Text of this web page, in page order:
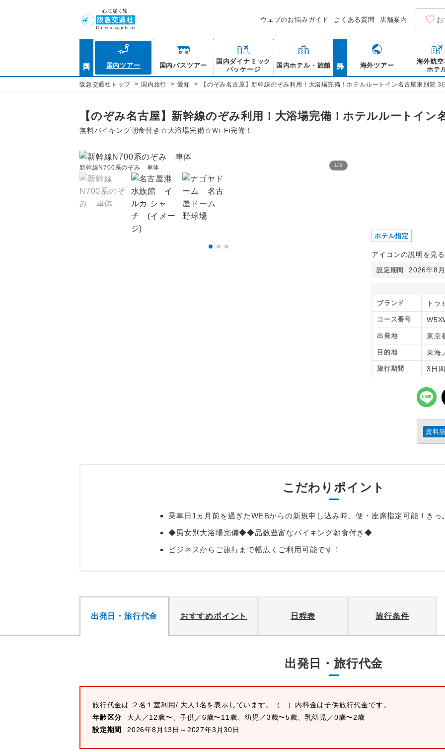
ウェブのお悩みガイド よくある質問 店舗案内
国内ツアー 国内バスツアー
国内ダイナミック
パッケージ
国内ホテル・旅館 海外ツアー
海外航空
ホテ
阪急交通社トップ > 国内旅行 > 愛知 > 【のぞみ名古屋】新幹線のぞみ利用！大浴場完備！ホテルルートイン名古屋東別院 3
【のぞみ名古屋】新幹線のぞみ利用！大浴場完備！ホテルルートイン
無料バイキング朝食付き☆大浴場完備☆Ｗi-Fi完備！
1/3
新幹線N700系のぞみ 車体
ホテル指定
アイコンの説明を見
設定期間 2026年8
ブランド トラ
コース番号
出発地 東京
目的地 東海
旅行期間 3日間
資料
こだわりポイント
乗車日1ヵ月前を過ぎたWEBからの新規申し込み時、便・座席指定可能！きっ
◆男女別大浴場完備◆◆品数豊富なバイキング朝食付き◆
ビジネスからご旅行まで幅広くご利用可能です！
出発日・旅行代金 おすすめポイント 日程表 旅行条件
出発日・旅行代金
旅行代金は ２名１室利用/ 大人1名を表示しています。
（ ）内料金は子供旅行代金です。
年齢区分
大人／12歳〜、子供／6歳〜11歳、幼児／3歳〜5歳、乳幼児／0歳〜2歳
設定期間
2026年8月13日～2027年3月30日